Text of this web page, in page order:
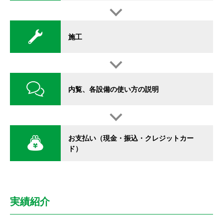
施工
内覧、各設備の使い方の説明
お支払い（現金・振込・クレジットカー
ド）
実績紹介